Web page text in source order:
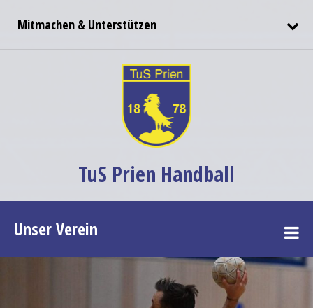
Mitmachen & Unterstützen
TuS Prien Handball
Unser Verein